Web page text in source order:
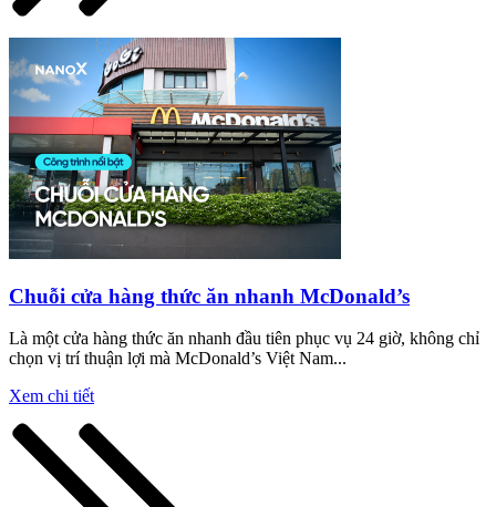
Chuỗi cửa hàng thức ăn nhanh McDonald’s
Là một cửa hàng thức ăn nhanh đầu tiên phục vụ 24 giờ, không chỉ
chọn vị trí thuận lợi mà McDonald’s Việt Nam...
Xem chi tiết